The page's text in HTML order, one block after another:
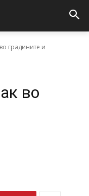
градините и
во